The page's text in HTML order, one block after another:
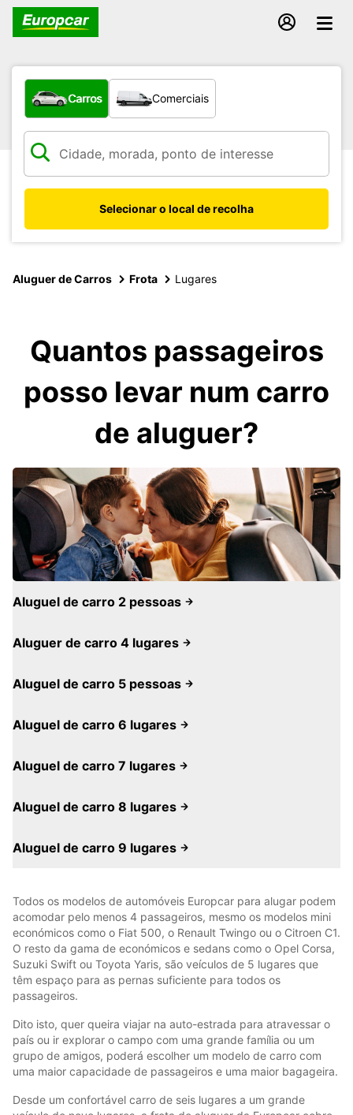
Que tipo de veículo pretende?
Carros Comerciais
Selecionar o local de recolha
Aluguer de Carros Frota Lugares
Quantos passageiros
posso levar num carro
de aluguer?
Aluguel de carro 2 pessoas
Aluguer de carro 4 lugares
Aluguel de carro 5 pessoas
Aluguel de carro 6 lugares
Aluguel de carro 7 lugares
Aluguel de carro 8 lugares
Aluguel de carro 9 lugares
Todos os modelos de automóveis Europcar para alugar podem
acomodar pelo menos 4 passageiros, mesmo os modelos mini
económicos como o Fiat 500, o Renault Twingo ou o Citroen C1.
O resto da gama de económicos e sedans como o Opel Corsa,
Suzuki Swift ou Toyota Yaris, são veículos de 5 lugares que
têm espaço para as pernas suficiente para todos os
passageiros.
Dito isto, quer queira viajar na auto-estrada para atravessar o
país ou ir explorar o campo com uma grande família ou um
grupo de amigos, poderá escolher um modelo de carro com
uma maior capacidade de passageiros e uma maior bagageira.
Desde um confortável carro de seis lugares a um grande